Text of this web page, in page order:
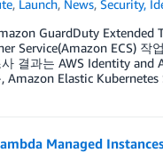
, Launch, News, Security,
GuardDuty Extended
Service(Amazon ECS)
결과는 AWS Identity and
Amazon Elastic
Managed